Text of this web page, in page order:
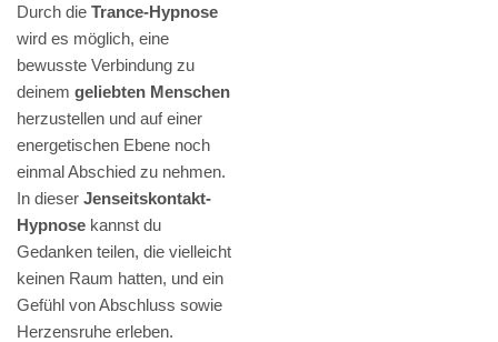
Durch die Trance-Hypnose
wird es möglich, eine
bewusste Verbindung zu
deinem geliebten Menschen
herzustellen und auf einer
energetischen Ebene noch
einmal Abschied zu nehmen.
In dieser Jenseitskontakt-
Hypnose kannst du
Gedanken teilen, die vielleicht
keinen Raum hatten, und ein
Gefühl von Abschluss sowie
Herzensruhe erleben.